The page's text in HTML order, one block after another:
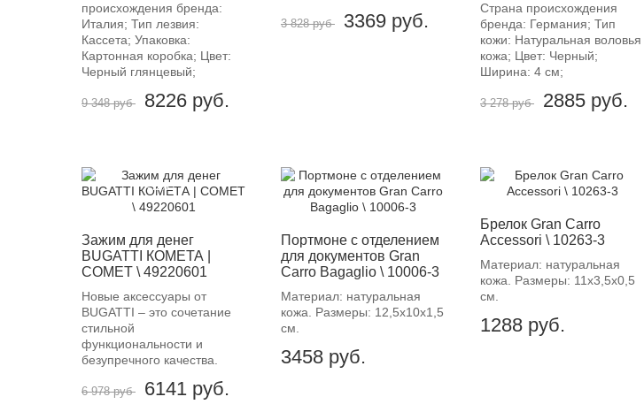
происхождения бренда:
Италия; Тип лезвия:
Кассета; Упаковка:
Картонная коробка; Цвет:
Черный глянцевый;
9 348 руб 8226 руб.
3 828 руб 3369 руб.
Страна происхождения
бренда: Германия; Тип
кожи: Натуральная воловья
кожа; Цвет: Черный;
Ширина: 4 см;
3 278 руб 2885 руб.
Зажим для денег
BUGATTI КОМЕТА |
COMET \ 49220601
Новые аксессуары от
BUGATTI – это сочетание
стильной
функциональности и
безупречного качества.
6 978 руб
-12%
6141 руб.
Портмоне с отделением
для документов Gran
Carro Bagaglio \ 10006-3
Материал: натуральная
кожа. Размеры: 12,5х10х1,5
см.
3458 руб.
Брелок Gran Carro
Accessori \ 10263-3
Материал: натуральная
кожа. Размеры: 11х3,5х0,5
см.
1288 руб.